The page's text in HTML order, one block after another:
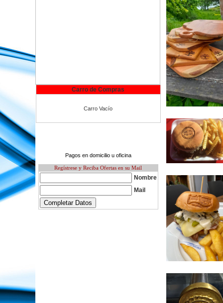
Carro de Compras
Carro Vacío
Pagos en domicilio u oficina
Regístrese y Reciba Ofertas en su Mail
Nombre
Mail